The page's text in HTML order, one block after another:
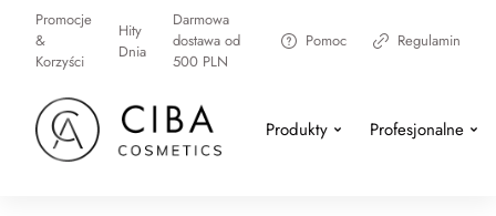
Promocje
&
Korzyści
Hity
Dnia
Darmowa
dostawa od
500 PLN
Pomoc Regulamin
Produkty Profesjonalne